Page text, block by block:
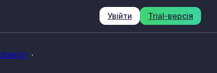
Увійти Trial-версія